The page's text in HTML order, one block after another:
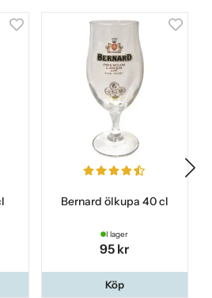
Bernard ölkupa 40 cl
I lager
95 kr
Köp